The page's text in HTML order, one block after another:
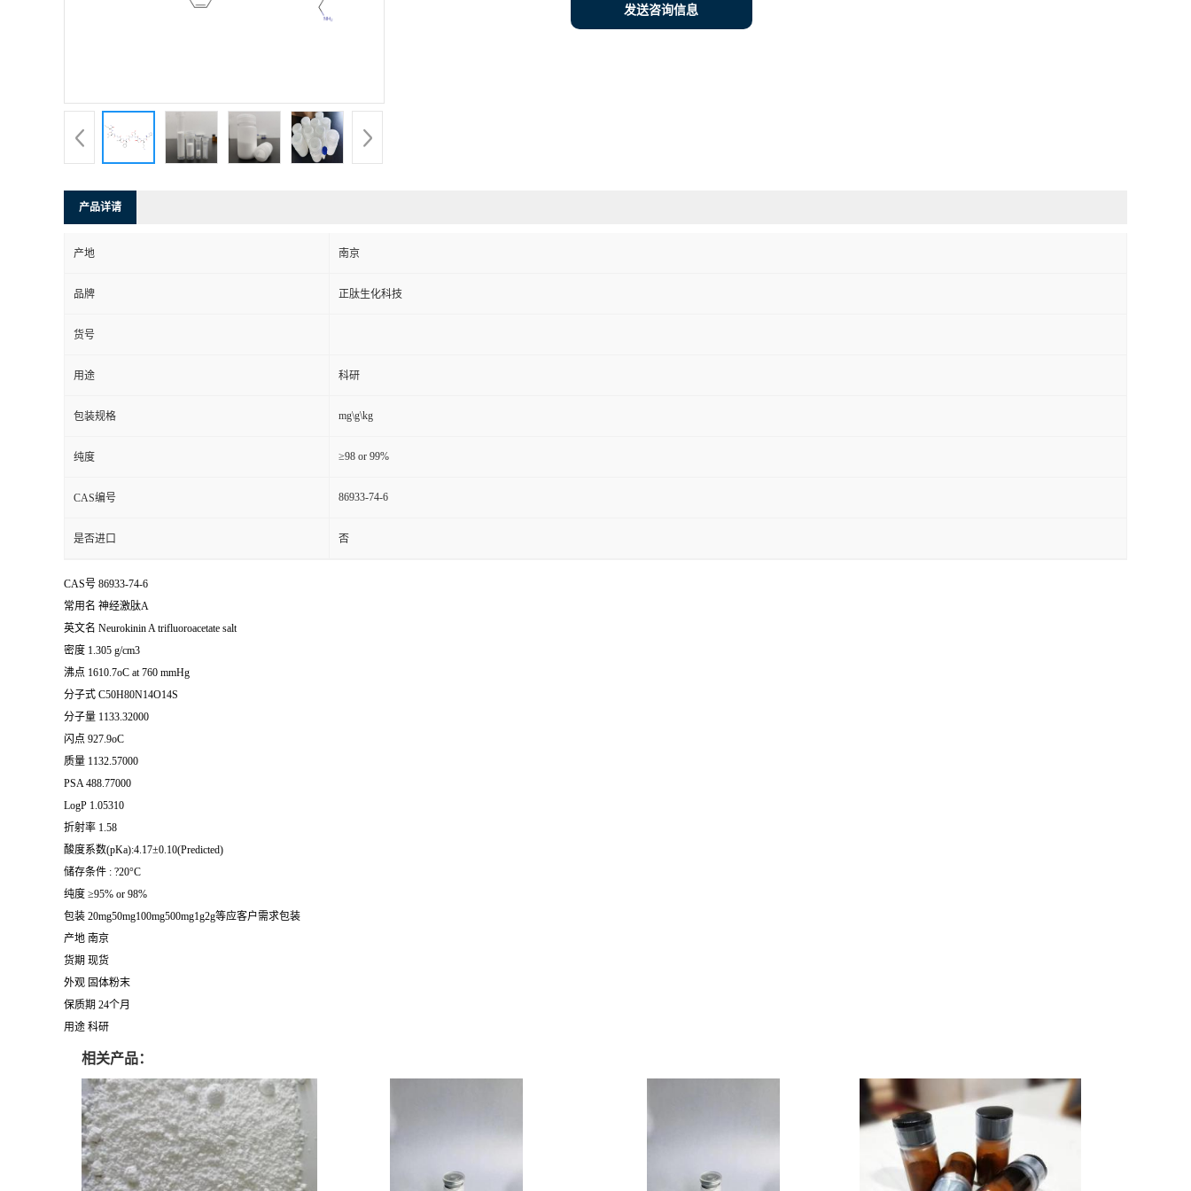
发送咨询信息
产品详请
产地 南京
品牌 正肽生化科技
货号
用途 科研
包装规格 mg\g\kg
纯度 ≥98 or 99%
CAS编号 86933-74-6
是否进口 否
CAS号 86933-74-6
常用名 神经激肽A
英文名 Neurokinin A trifluoroacetate salt
密度 1.305 g/cm3
沸点 1610.7oC at 760 mmHg
分子式 C50H80N14O14S
分子量 1133.32000
闪点 927.9oC
质量 1132.57000
PSA 488.77000
LogP 1.05310
折射率 1.58
酸度系数(pKa):4.17±0.10(Predicted)
储存条件 : ?20°C
纯度 ≥95% or 98%
包装 20mg50mg100mg500mg1g2g等应客户需求包装
产地 南京
货期 现货
外观 固体粉末
保质期 24个月
用途 科研
相关产品：